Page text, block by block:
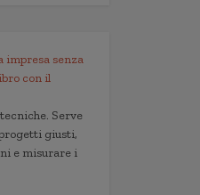
impresa senza
con il
Serve
giusti,
e misurare i